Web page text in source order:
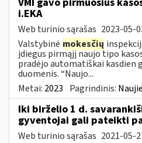
i.EKA
Web turinio sąrašas 2023-05-
Valstybinė mokesčių
įdiegus pirmąjį naujo tipo
pradėjo automatiškai kasdien
duomenis. “Naujo...
Metai: 2023 Pagrindinis:
Iki birželio 1 d.
gyventojai gali pateikti
Web turinio sąrašas 2021-05-